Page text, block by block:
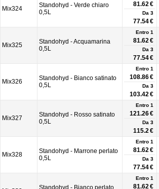
Mix324
Standohyd - Verde chiaro
0,5L
81.62 €
Da 3
77.54 €
Mix325
Standohyd - Acquamarina
0,5L
Entro 1
81.62 €
Da 3
77.54 €
Mix326
Standohyd - Bianco satinato
0,5L
Entro 1
108.86 €
Da 3
103.42 €
Mix327
Standohyd - Rosso satinato
0,5L
Entro 1
121.26 €
Da 3
115.2 €
Mix328
Standohyd - Marrone perlato
0,5L
Entro 1
81.62 €
Da 3
77.54 €
Standohyd - Bianco perlato
Entro 1
81.62 €